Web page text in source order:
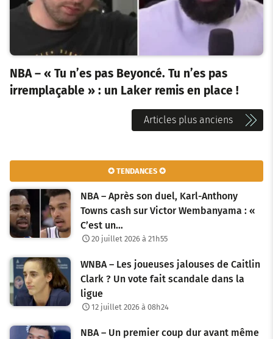
NBA – « Tu n’es pas Beyoncé. Tu n’es pas
irremplaçable » : un Laker remis en place !
v
i
g
a
i
o
Articles plus anciens
✪ TENDANCES ✪
NBA – Après son duel, Karl-Anthony
Towns cash sur Victor Wembanyama : «
C’est un…
20 juillet 2026 à 21h55
WNBA – Les joueuses jalouses de Caitlin
Clark ? Un vote fait scandale dans la
ligue
12 juillet 2026 à 08h24
NBA – Un premier coup dur avant même